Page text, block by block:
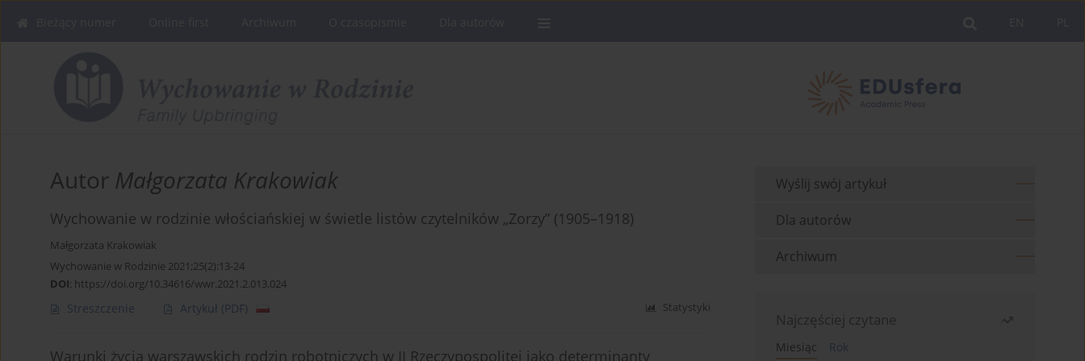
Autor Małgorzata Krakowiak
Wychowanie w rodzinie włościańskiej w świetle listów czytelników „Zorzy” (1905–1918)
Małgorzata Krakowiak
Wychowanie w Rodzinie 2021;25(2):13-24
DOI: https://doi.org/10.34616/wwr.2021.2.013.024
Streszczenie Artykuł (PDF) Statystyki
Warunki życia warszawskich rodzin robotniczych w II Rzeczypospolitej jako determinanty
Wyślij swój artykuł
Dla autorów
Archiwum
Najczęściej czytane
Miesiąc
Rok